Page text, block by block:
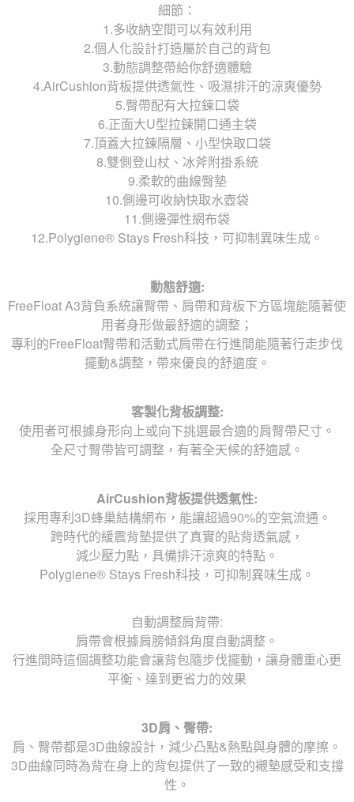
細節：
1.多收納空間可以有效利用
2.個人化設計打造屬於自己的背包
3.動態調整帶給你舒適體驗
4.AirCushion背板提供透氣性、吸濕排汗的涼爽優勢
5.臀帶配有大拉鍊口袋
6.正面大U型拉鍊開口通主袋
7.頂蓋大拉鍊隔層、小型快取口袋
8.雙側登山杖、冰斧附掛系統
9.柔軟的曲線臀墊
10.側邊可收納快取水壺袋
11.側邊彈性網布袋
12.Polygiene® Stays Fresh科技，可抑制異味生成。
動態舒適:
FreeFloat A3背負系統讓臀帶、肩帶和背板下方區塊能隨著使
用者身形做最舒適的調整；
專利的FreeFloat臀帶和活動式肩帶在行進間能隨著行走步伐
擺動&調整，帶來優良的舒適度。
客製化背板調整:
使用者可根據身形向上或向下挑選最合適的肩臀帶尺寸。
全尺寸臀帶皆可調整，有著全天候的舒適感。
AirCushion背板提供透氣性:
採用專利3D蜂巢結構網布，能讓超過90%的空氣流通。
跨時代的緩震背墊提供了真實的貼背透氣感，
減少壓力點，具備排汗涼爽的特點。
Polygiene® Stays Fresh科技，可抑制異味生成。
自動調整肩背帶:
肩帶會根據肩膀傾斜角度自動調整。
行進間時這個調整功能會讓背包隨步伐擺動，讓身體重心更
平衡、達到更省力的效果
3D肩、臀帶:
肩、臀帶都是3D曲線設計，減少凸點&熱點與身體的摩擦。
3D曲線同時為背在身上的背包提供了一致的襯墊感受和支撐
性。